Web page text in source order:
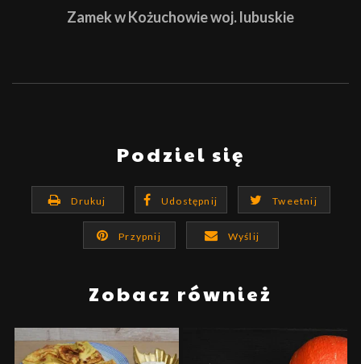
Zamek w Kożuchowie woj. lubuskie
Podziel się
Drukuj Udostępnij Tweetnij
Przypnij Wyślij
Zobacz również